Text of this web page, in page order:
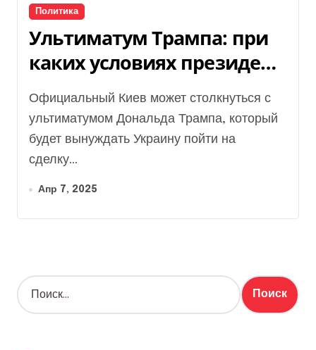
Политика
Ультиматум Трампа: при
каких условиях президент
США будет склонять
Украину к миру на
условиях Путина
Официальный Киев может столкнуться с
ультиматумом Дональда Трампа, который
будет вынуждать Украину пойти на
сделку...
Апр 7, 2025
Н
а